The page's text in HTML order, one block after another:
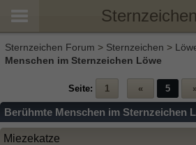
Sternzeichen Forum > Sternzeichen >
Menschen im Sternzeichen Löwe
Seite: 1 « 5
Berühmte Menschen im Sternzeichen
Miezekatze